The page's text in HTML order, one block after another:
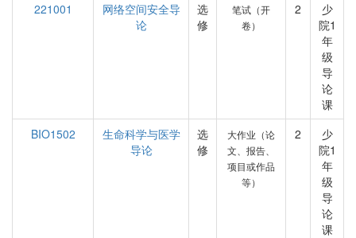
221001
网络空间安全导
论
选
修
笔试（开
卷）
2
少
院1
年
级
导
论
课
BIO1502
生命科学与医学
导论
选
修
大作业（论
文、报告、
项目或作品
等）
2
少
院1
年
级
导
论
课